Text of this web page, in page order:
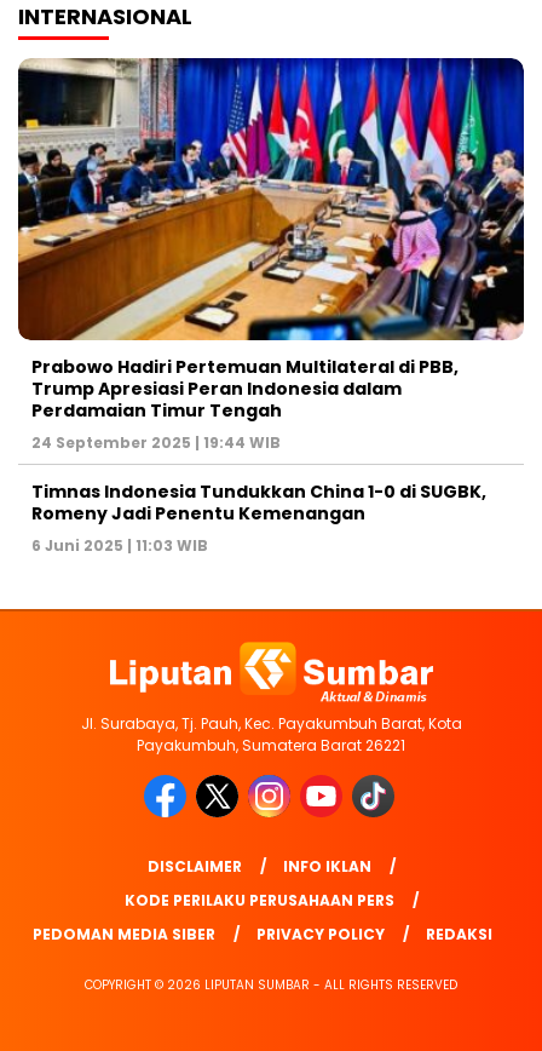
INTERNASIONAL
Prabowo Hadiri Pertemuan Multilateral di PBB,
Trump Apresiasi Peran Indonesia dalam
Perdamaian Timur Tengah
24 September 2025 | 19:44 WIB
Timnas Indonesia Tundukkan China 1-0 di SUGBK,
Romeny Jadi Penentu Kemenangan
6 Juni 2025 | 11:03 WIB
Jl. Surabaya, Tj. Pauh, Kec. Payakumbuh Barat, Kota
Payakumbuh, Sumatera Barat 26221
DISCLAIMER
INFO IKLAN
KODE PERILAKU PERUSAHAAN PERS
PEDOMAN MEDIA SIBER
PRIVACY POLICY REDAKSI
COPYRIGHT © 2026 LIPUTAN SUMBAR - ALL RIGHTS RESERVED